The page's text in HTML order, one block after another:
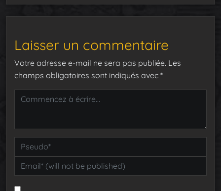
Laisser un commentaire
Votre adresse e-mail ne sera pas publiée. Les
champs obligatoires sont indiqués avec *